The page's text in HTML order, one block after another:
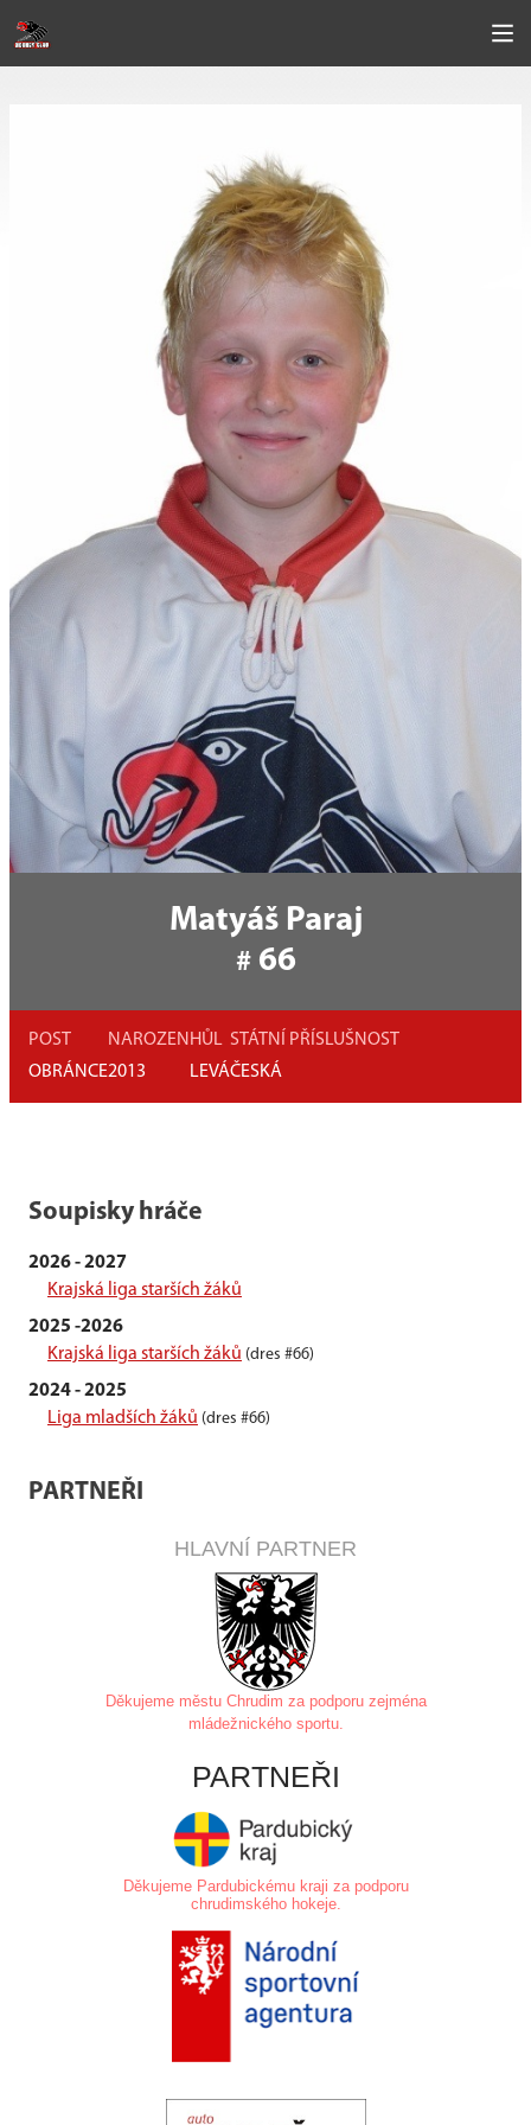
Matyáš Paraj
# 66
POST
OBRÁNCE
NAROZEN
2013
HŮL
LEVÁ
STÁTNÍ PŘÍSLUŠNOST
ČESKÁ
Soupisky hráče
2026 - 2027
Krajská liga starších žáků
2025 -2026
Krajská liga starších žáků (dres #66)
2024 - 2025
Liga mladších žáků (dres #66)
PARTNEŘI
HLAVNÍ PARTNER
Děkujeme městu Chrudim za podporu zejména
mládežnického sportu.
PARTNEŘI
Děkujeme Pardubickému kraji za podporu
chrudimského hokeje.